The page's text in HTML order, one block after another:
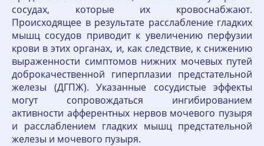
сосудах, которые их кровоснабжают.
Происходящее в результате расслабление гладких
мышц сосудов приводит к увеличению перфузии
крови в этих органах, и, как следствие, к снижению
выраженности симптомов нижних мочевых путей
доброкачественной гиперплазии предстательной
железы (ДГПЖ). Указанные сосудистые эффекты
могут сопровождаться ингибированием
активности афферентных нервов мочевого пузыря
и расслаблением гладких мышц предстательной
железы и мочевого пузыря.